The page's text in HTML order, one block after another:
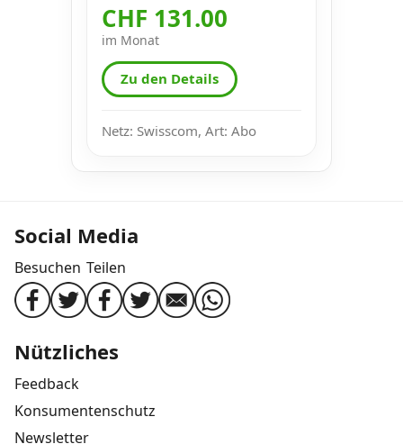
CHF 131.00
im Monat
Zu den Details
Netz: Swisscom, Art: Abo
Social Media
Besuchen Teilen
Nützliches
Feedback
Konsumentenschutz
Newsletter